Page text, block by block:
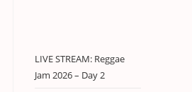
LIVE STREAM: Reggae
Jam 2026 – Day 2